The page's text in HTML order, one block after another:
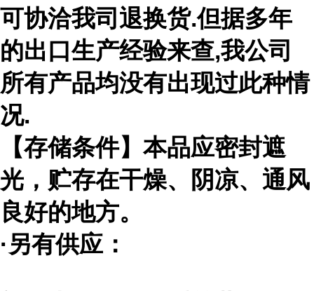
可协洽我司退换货.但据多年
的出口生产经验来查,我公司
所有产品均没有出现过此种情
况.
【存储条件】本品应密封遮
光，贮存在干燥、阴凉、通风
良好的地方。
·另有供应：